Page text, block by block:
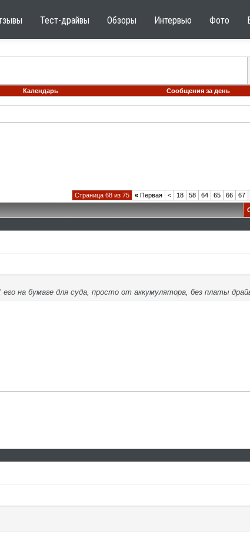
Тест-драйвы Обзоры Интервью Фото
Календарь Сообщения за день
Страница 68 из 75 « Первая < 18 58 64 65 66 67
на бумаге для суда, просто от аккумулятора, без платы